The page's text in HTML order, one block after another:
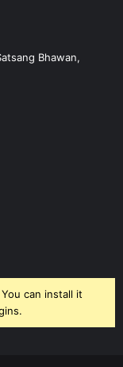
Bhawan,
can install it